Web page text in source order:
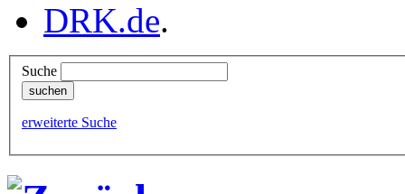
DRK.de.
Suche
erweiterte Suche